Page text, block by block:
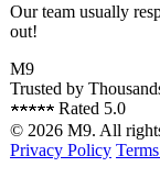
Our team usually
out!
M9
Trusted by
★★★★★ Rated 5.0
© 2026 M9. All
Privacy Policy